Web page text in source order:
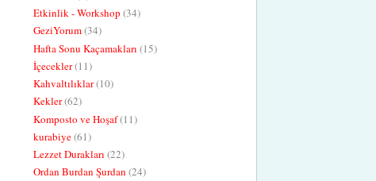
Etkinlik - Workshop (34)
GeziYorum(34)
Hafta Sonu Kaçamakları (15)
İçecekler(11)
Kahvaltılıklar(10)
Kekler(62)
Komposto ve Hoşaf(11)
kurabiye(61)
Lezzet Durakları (22)
Ordan Burdan Şurdan (24)